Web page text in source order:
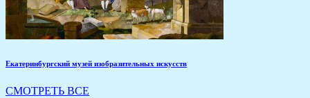
Екатеринбургский музей изобразительных искусств
СМОТРЕТЬ ВСЕ